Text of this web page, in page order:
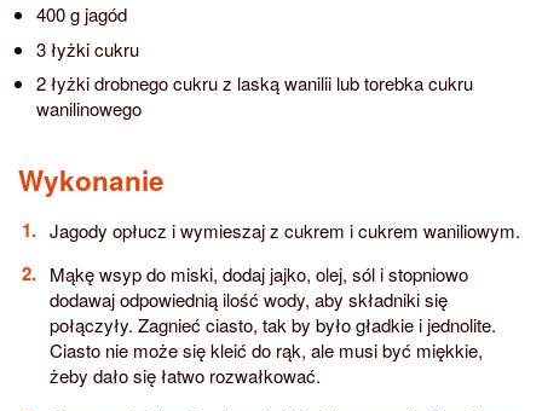
400 g jagód
3 łyżki cukru
2 łyżki drobnego cukru z laską wanilii lub torebka cukru
wanilinowego
Wykonanie
Jagody opłucz i wymieszaj z cukrem i cukrem waniliowym.
Mąkę wsyp do miski, dodaj jajko, olej, sól i stopniowo
dodawaj odpowiednią ilość wody, aby składniki się
połączyły. Zagnieć ciasto, tak by było gładkie i jednolite.
Ciasto nie może się kleić do rąk, ale musi być miękkie,
żeby dało się łatwo rozwałkować.